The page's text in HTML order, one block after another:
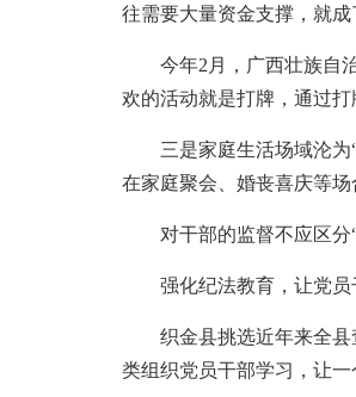
往需要大量资金支撑，就
今年2月，广西壮族自治
欢的活动就是打牌，通过打
三是家庭生活场域沦为“
在家庭聚会、婚丧喜庆等场
对干部的监督不应区分“
强化纪法教育，让党员干
织金县挑选近年来全县查
类组织党员干部学习，让一